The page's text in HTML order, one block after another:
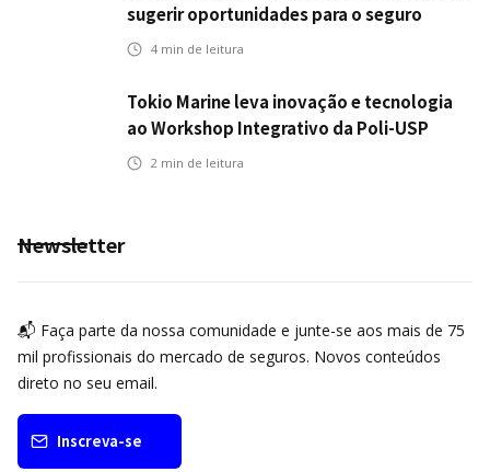
sugerir oportunidades para o seguro
automotivo
4 min de leitura
Tokio Marine leva inovação e tecnologia
ao Workshop Integrativo da Poli-USP
2 min de leitura
Newsletter
📬 Faça parte da nossa comunidade e junte-se aos mais de 75
mil profissionais do mercado de seguros. Novos conteúdos
direto no seu email.
Inscreva-se